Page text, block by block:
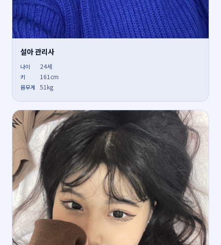
설아 관리사
나이 24세
키 161cm
몸무게 51kg